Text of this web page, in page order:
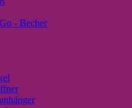
- Becher